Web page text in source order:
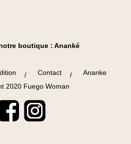
boutique : Ananké
Contact
Ananke
2020 Fuego Woman